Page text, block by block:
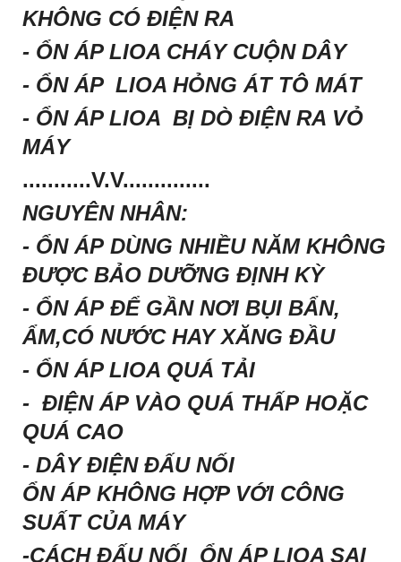
KHÔNG CÓ ĐIỆN RA
- ỔN ÁP LIOA CHÁY CUỘN DÂY
- ỔN ÁP LIOA HỎNG ÁT TÔ MÁT
- ỔN ÁP LIOA BỊ DÒ ĐIỆN RA VỎ
MÁY
...........V.V..............
NGUYÊN NHÂN:
- ỔN ÁP DÙNG NHIỀU NĂM KHÔNG
ĐƯỢC BẢO DƯỠNG ĐỊNH KỲ
- ỔN ÁP ĐỂ GẦN NƠI BỤI BẨN,
ẨM,CÓ NƯỚC HAY XĂNG ĐẦU
- ỔN ÁP LIOA QUÁ TẢI
- ĐIỆN ÁP VÀO QUÁ THẤP HOẶC
QUÁ CAO
- DÂY ĐIỆN ĐẤU NỐI
ỔN ÁP KHÔNG HỢP VỚI CÔNG
SUẤT CỦA MÁY
-CÁCH ĐẤU NỐI ỔN ÁP LIOA SAI